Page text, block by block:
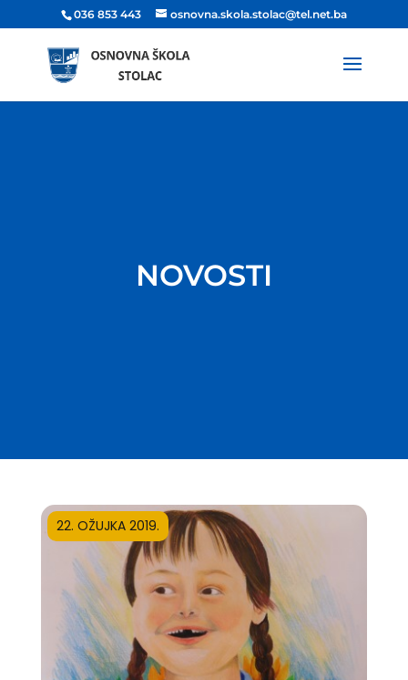
036 853 443 osnovna.skola.stolac@tel.net.ba
NOVOSTI
22. OŽUJKA 2019.